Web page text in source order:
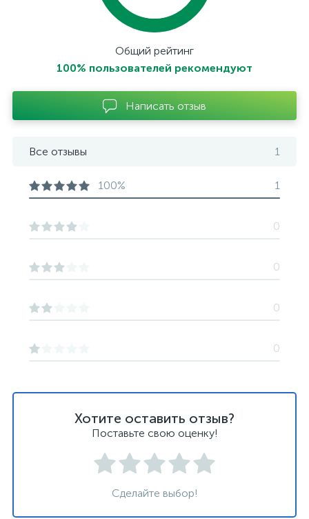
Хотите оставить отзыв?
Поставьте свою оценку!
Сделайте выбор!
Общий рейтинг
100% пользователей рекомендуют
Написать отзыв
Все отзывы 1
100% 1
0
0
0
0